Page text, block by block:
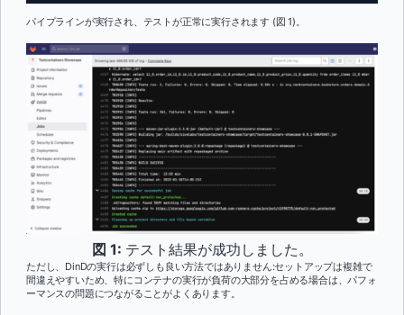
パイプラインが実行され、テストが正常に実行されます (図 1)。
図 1: テスト結果が成功しました。
ただし、DinDの実行は必ずしも良い方法ではありません:セットアップは複雑で
間違えやすいため、特にコンテナの実行が負荷の大部分を占める場合は、パフォ
ーマンスの問題につながることがよくあります。